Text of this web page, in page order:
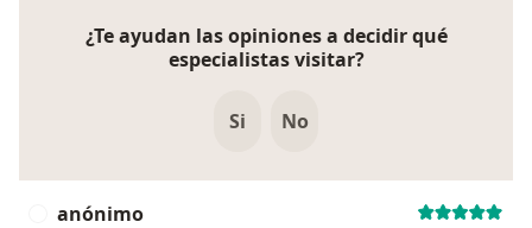
¿Te ayudan las opiniones a decidir qué
especialistas visitar?
Si No
anónimo